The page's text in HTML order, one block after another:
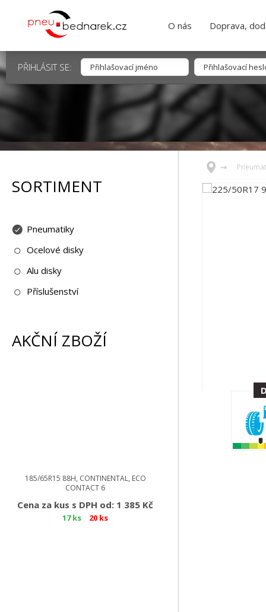
O nás Doprava,
PŘIHLÁSIT SE:
SORTIMENT
Pneumatiky
Ocelové disky
Alu disky
Příslušenství
AKČNÍ ZBOŽÍ
185/65R15 88H, CONTINENTAL, ECO
CONTACT 6
Cena za kus s DPH od: 1 385 Kč
17 ks 20 ks